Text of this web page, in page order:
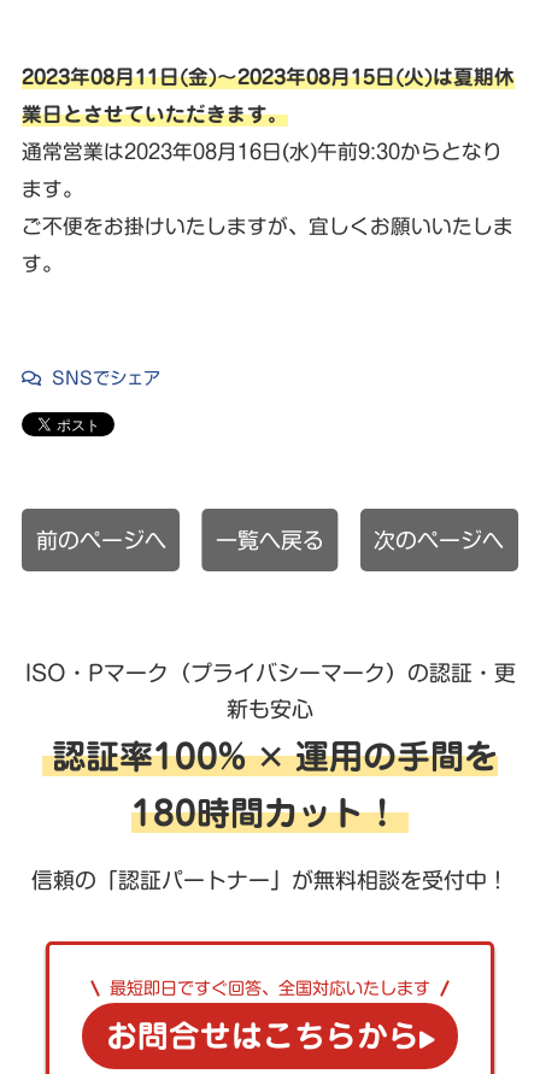
2023年08月11日(金)～2023年08月15日(火)は夏期休
業日とさせていただきます。
通常営業は2023年08月16日(水)午前9:30からとなり
ます。
ご不便をお掛けいたしますが、宜しくお願いいたしま
す。
SNSでシェア
前のページへ 一覧へ戻る 次のページへ
ISO・Pマーク（プライバシーマーク）の認証・更
新も安心
認証率100% ✕ 運用の手間を
180時間カット！
信頼の「認証パートナー」が無料相談を受付中！
最短即日ですぐ回答、全国対応いたします
お問合せはこちらから